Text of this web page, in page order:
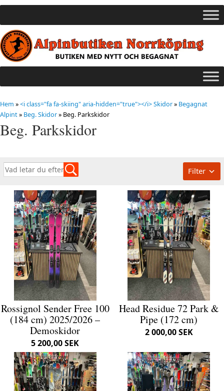
Hem »<i class="fa fa-skiing" aria-hidden="true"></i> Skidor» Begagnat
Alpint» Beg. Skidor» Beg. Parkskidor
Beg. Parkskidor
Filter
Rossignol Sender Free 100
(184 cm) 2025/2026 –
Demoskidor
5 200,00 SEK
Head Residue 72 Park &
Pipe (172 cm)
2 000,00 SEK